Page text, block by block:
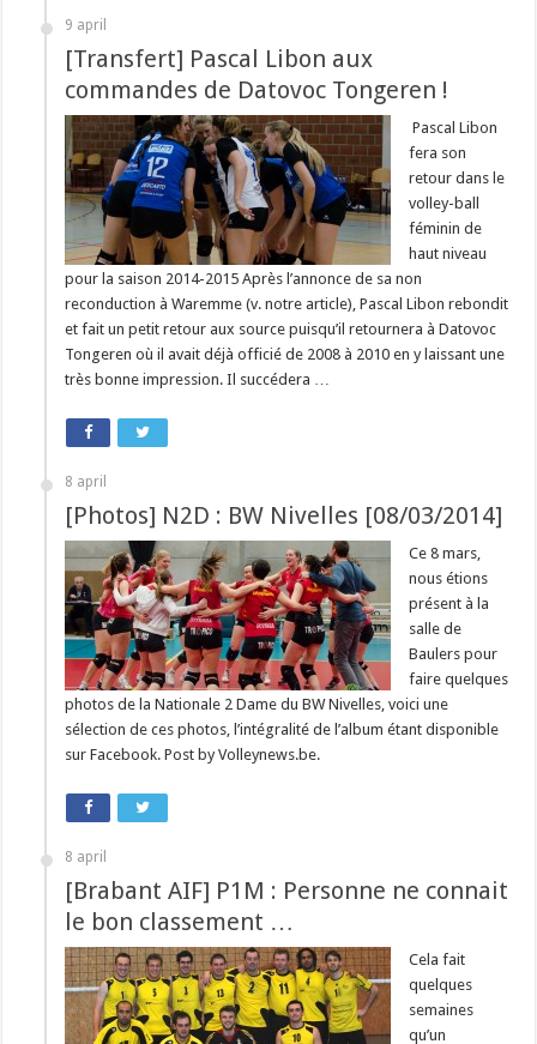
9 april
[Transfert] Pascal Libon aux
commandes de Datovoc Tongeren !
Pascal Libon
fera son
retour dans le
volley-ball
féminin de
haut niveau
pour la saison 2014-2015 Après l’annonce de sa non
reconduction à Waremme (v. notre article), Pascal Libon rebondit
et fait un petit retour aux source puisqu’il retournera à Datovoc
Tongeren où il avait déjà officié de 2008 à 2010 en y laissant une
très bonne impression. Il succédera …
8 april
[Photos] N2D : BW Nivelles [08/03/2014]
Ce 8 mars,
nous étions
présent à la
salle de
Baulers pour
faire quelques
photos de la Nationale 2 Dame du BW Nivelles, voici une
sélection de ces photos, l’intégralité de l’album étant disponible
sur Facebook. Post by Volleynews.be.
8 april
[Brabant AIF] P1M : Personne ne connait
le bon classement …
Cela fait
quelques
semaines
qu’un